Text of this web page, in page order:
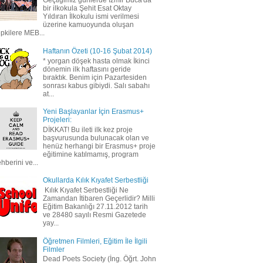
bir ilkokula Şehit Esat Oktay
Yıldıran İlkokulu ismi verilmesi
üzerine kamuoyunda oluşan
MEB...
Haftanın Özeti (10-16 Şubat 2014)
* yorgan döşek hasta olmak İkinci
dönemin ilk haftasını geride
bıraktık. Benim için Pazartesiden
sonrası kabus gibiydi. Salı sabahı
at...
Yeni Başlayanlar İçin Erasmus+
Projeleri:
DİKKAT! Bu ileti ilk kez proje
başvurusunda bulunacak olan ve
henüz herhangi bir Erasmus+ proje
eğitimine katılmamış, program
ve...
Okullarda Kılık Kıyafet Serbestliği
Kılık Kıyafet Serbestliği Ne
Zamandan İtibaren Geçerlidir? Milli
Eğitim Bakanlığı 27.11.2012 tarih
ve 28480 sayılı Resmi Gazetede
yay...
Öğretmen Filmleri, Eğitim İle İlgili
Filmler
Dead Poets Society (İng. Öğrt. John